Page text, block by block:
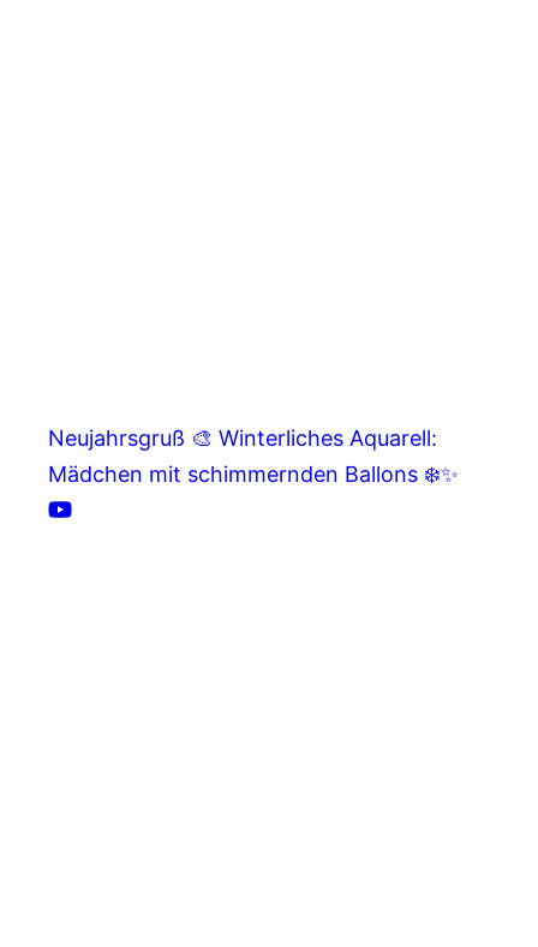
Neujahrsgruß 🎨 Winterliches Aquarell:
Mädchen mit schimmernden Ballons ❄️✨